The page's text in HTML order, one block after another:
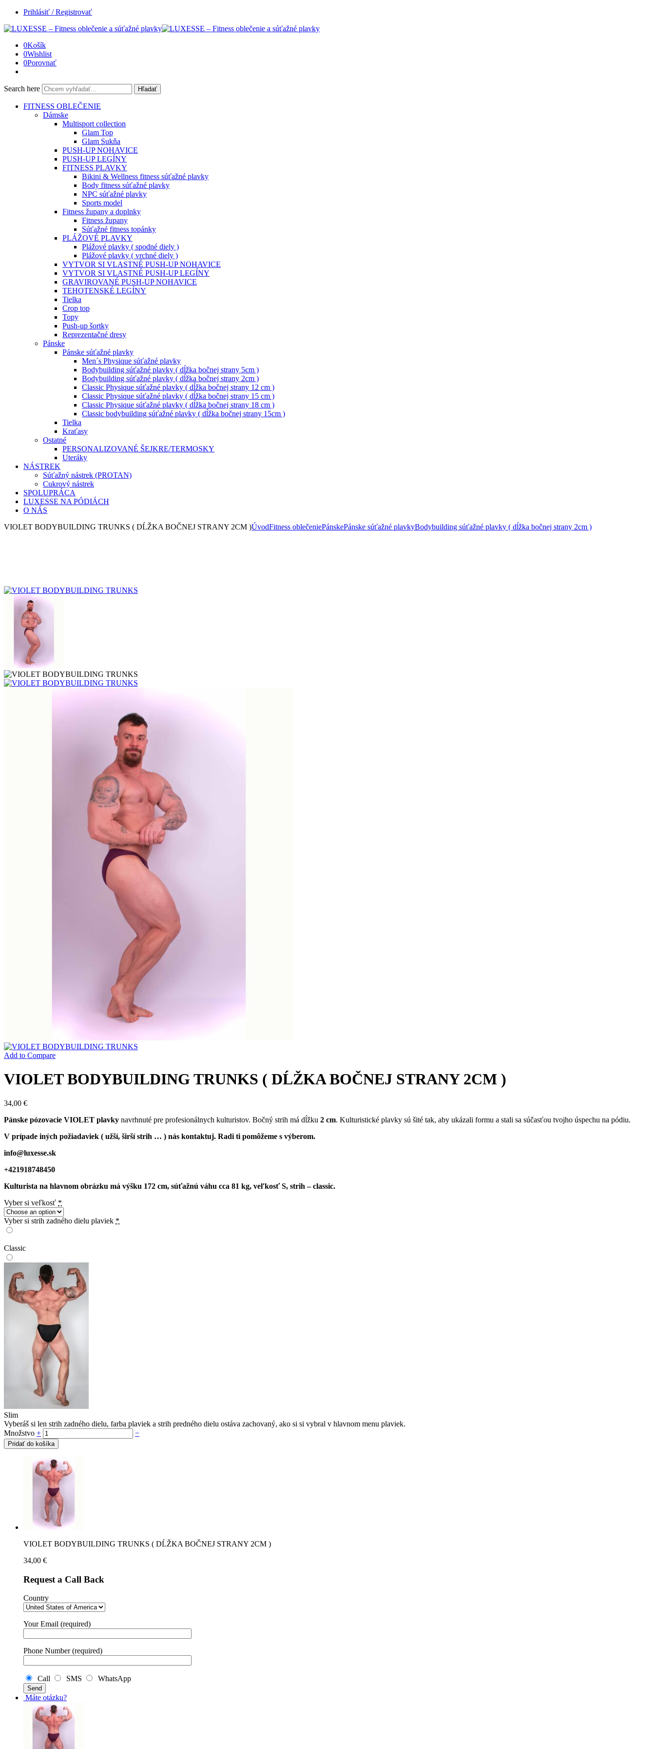
Prihlásiť / Registrovať
0Košík
0Wishlist
0Porovnať
Search here Hľadať
FITNESS OBLEČENIE
Dámske
Multisport collection
Glam Top
Glam Sukňa
PUSH-UP NOHAVICE
PUSH-UP LEGÍNY
FITNESS PLAVKY
Bikini & Wellness fitness súťažné plavky
Body fitness súťažné plavky
NPC súťažné plavky
Sports model
Fitness župany a doplnky
Fitness župany
Súťažné fitness topánky
PLÁŽOVÉ PLAVKY
Plážové plavky ( spodné diely )
Plážové plavky ( vrchné diely )
VYTVOR SI VLASTNÉ PUSH-UP NOHAVICE
VYTVOR SI VLASTNÉ PUSH-UP LEGÍNY
GRAVIROVANÉ PUSH-UP NOHAVICE
TEHOTENSKÉ LEGÍNY
Tielka
Crop top
Topy
Push-up šortky
Reprezentačné dresy
Pánske
Pánske súťažné plavky
Men´s Physique súťažné plavky
Bodybuilding súťažné plavky ( dĺžka bočnej strany 5cm )
Bodybuilding súťažné plavky ( dĺžka bočnej strany 2cm )
Classic Physique súťažné plavky ( dĺžka bočnej strany 12 cm )
Classic Physique súťažné plavky ( dĺžka bočnej strany 15 cm )
Classic Physique súťažné plavky ( dĺžka bočnej strany 18 cm )
Classic bodybuilding súťažné plavky ( dĺžka bočnej strany 15cm )
Tielka
Kraťasy
Ostatné
PERSONALIZOVANÉ ŠEJKRE/TERMOSKY
Uteráky
NÁSTREK
Súťažný nástrek (PROTAN)
Cukrový nástrek
SPOLUPRÁCA
LUXESSE NA PÓDIÁCH
O NÁS
VIOLET BODYBUILDING TRUNKS ( DĹŽKA BOČNEJ STRANY 2CM )ÚvodFitness oblečeniePánskePánske súťažné plavkyBodybuilding súťažné plavky ( dĺžka bočnej strany 2cm )
Add to Compare
VIOLET BODYBUILDING TRUNKS ( DĹŽKA BOČNEJ STRANY 2CM )
34,00 €
Pánske pózovacie VIOLET plavky navrhnuté pre profesionálnych kulturistov. Bočný strih má dĺžku 2 cm. Kulturistické plavky sú šité tak, aby ukázali formu a stali sa súčasťou tvojho úspechu na pódiu.
V prípade iných požiadaviek ( užší, širší strih … ) nás kontaktuj. Radi ti pomôžeme s výberom.
info@luxesse.sk
+421918748450
Kulturista na hlavnom obrázku má výšku 172 cm, súťažnú váhu cca 81 kg, veľkosť S, strih – classic.
Vyber si veľkosť *
Vyber si strih zadného dielu plaviek *
Classic
Slim
Vyberáš si len strih zadného dielu, farba plaviek a strih predného dielu ostáva zachovaný, ako si si vybral v hlavnom menu plaviek.
Množstvo + −
Pridať do košíka
VIOLET BODYBUILDING TRUNKS ( DĹŽKA BOČNEJ STRANY 2CM )
34,00 €
Request a Call Back
Country
Your Email (required)
Phone Number (required)
Call SMS WhatsApp
Máte otázku?